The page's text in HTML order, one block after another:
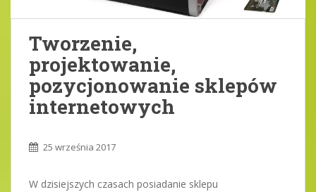
Tworzenie,
projektowanie,
pozycjonowanie sklepów
internetowych
25 września 2017
W dzisiejszych czasach posiadanie sklepu